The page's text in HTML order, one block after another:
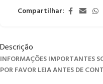
Compartilhar:
Descrição
INFORMAÇÕES IMPORTANTES
POR FAVOR LEIA ANTES DE